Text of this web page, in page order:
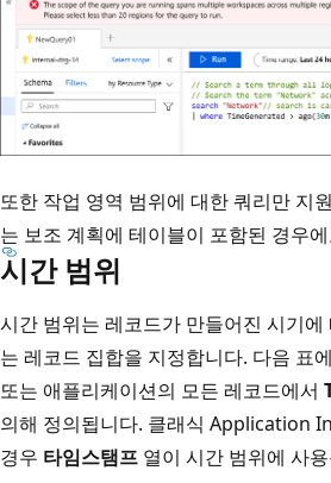
또한 작업 영역 범위에 대한 쿼리만 지
는 보조 계획에 테이블이 포함된 경우
시간 범위
시간 범위는 레코드가 만들어진 시기
는 레코드 집합을 지정합니다. 다음 표
또는 애플리케이션의 모든 레코드에서
의해 정의됩니다. 클래식 Application
경우 타임스탬프 열이 시간 범위에 사